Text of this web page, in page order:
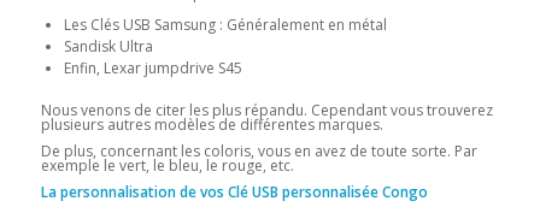
Les Clés USB Samsung : Généralement en métal
Sandisk Ultra
Enfin, Lexar jumpdrive S45
Nous venons de citer les plus répandu. Cependant vous trouverez
plusieurs autres modèles de différentes marques.
De plus, concernant les coloris, vous en avez de toute sorte. Par
exemple le vert, le bleu, le rouge, etc.
La personnalisation de vos Clé USB personnalisée Congo